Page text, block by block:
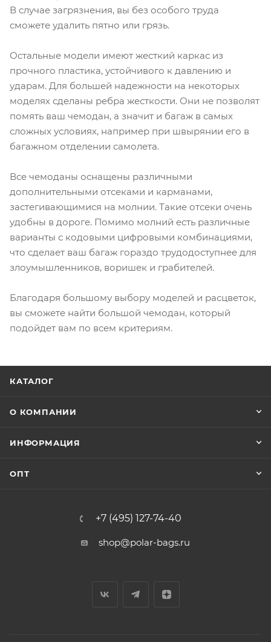
В случае загрязнения, вы без особого труда
сможете удалить пятно или грязь.
Остальные модели имеют жесткий каркас из
прочного пластика, устойчивого к давлению и
ударам. Для большей надежности на некоторых
моделях сделаны ребра жесткости. Они не позволят
помять ваш чемодан, а значит и багаж в самых
сложных условиях, например при швырянии его в
багажном отделении самолета.
Все чемоданы оснащены различными
дополнительными отсеками и карманами,
застегивающимися на молнии. Такие отсеки очень
удобны в дороге. Помимо молний есть различные
варианты с кодовыми цифровыми комбинациями,
что сделает ваш багаж гораздо трудодоступнее для
злоумышленников, воришек и грабителей.
Благодаря большому выбору моделей и расцветок,
вы сможете найти большой чемодан, который
подойдет вам по всем критериям.
КАТАЛОГ
О КОМПАНИИ
ИНФОРМАЦИЯ
ОПТ
+7 (495) 127-74-40
shop@polar-bags.ru